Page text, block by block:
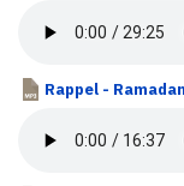
Rappel -